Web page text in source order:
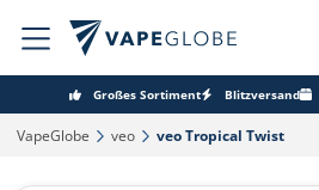
Großes Sortiment Blitzversand
VapeGlobe‎ veo‎ veo Tropical Twist‎